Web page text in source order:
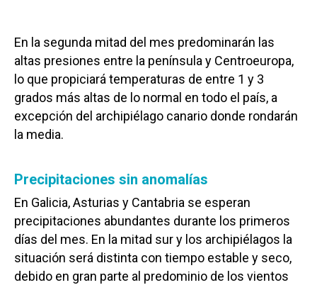
En la segunda mitad del mes predominarán las
altas presiones entre la península y Centroeuropa,
lo que propiciará temperaturas de entre 1 y 3
grados más altas de lo normal en todo el país, a
excepción del archipiélago canario donde rondarán
la media.
Precipitaciones sin anomalías
En Galicia, Asturias y Cantabria se esperan
precipitaciones abundantes durante los primeros
días del mes. En la mitad sur y los archipiélagos la
situación será distinta con tiempo estable y seco,
debido en gran parte al predominio de los vientos